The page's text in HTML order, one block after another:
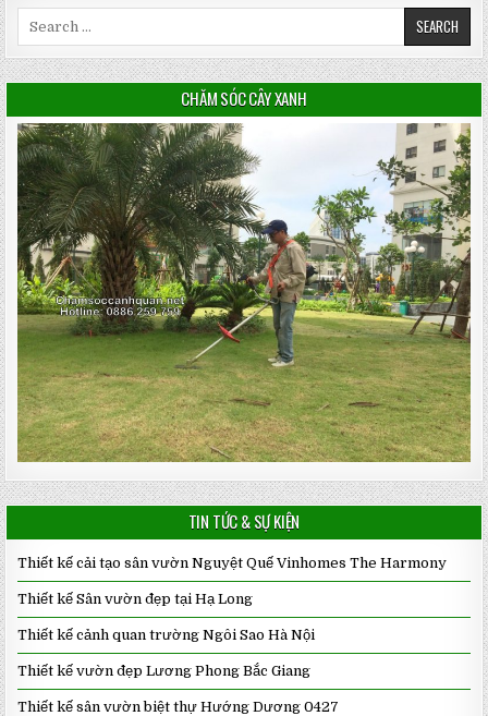
CHĂM SÓC CÂY XANH
TIN TỨC & SỰ KIỆN
Thiết kế cải tạo sân vườn Nguyệt Quế Vinhomes The Harmony
Thiết kế Sân vườn đẹp tại Hạ Long
Thiết kế cảnh quan trường Ngôi Sao Hà Nội
Thiết kế vườn đẹp Lương Phong Bắc Giang
Thiết kế sân vườn biệt thự Hướng Dương 0427